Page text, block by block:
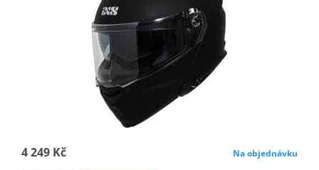
4 249 Kč Na objednávku